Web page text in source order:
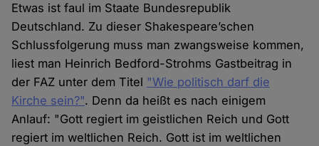
Etwas ist faul im Staate Bundesrepublik
Deutschland. Zu dieser Shakespeare’schen
Schlussfolgerung muss man zwangsweise kommen,
liest man Heinrich Bedford-Strohms Gastbeitrag in
der FAZ unter dem Titel "Wie politisch darf die
Kirche sein?". Denn da heißt es nach einigem
Anlauf: "Gott regiert im geistlichen Reich und Gott
regiert im weltlichen Reich. Gott ist im weltlichen